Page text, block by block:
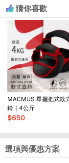
猜你喜歡
MACMUS 單握把式軟
鈴｜4公斤
$650
選項與優惠方案